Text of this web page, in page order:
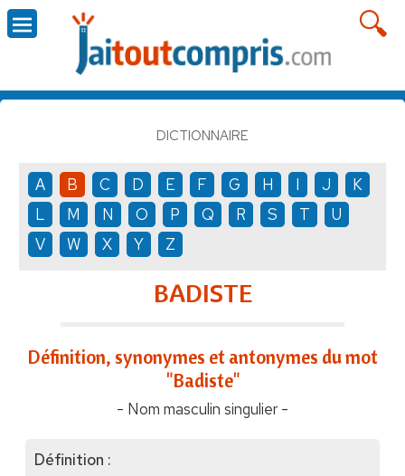
DICTIONNAIRE
A B C D E F G H I J
K
L
M N O P Q R S T
U
V
W X Y Z
BADISTE
Définition, synonymes et antonymes du mot
"Badiste"
- Nom masculin singulier -
Définition :